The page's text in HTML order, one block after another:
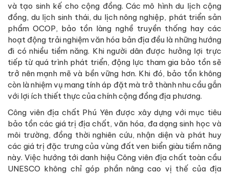
và tạo sinh kế cho cộng đồng. Các mô hình du lịch cộng
đồng, du lịch sinh thái, du lịch nông nghiệp, phát triển sản
phẩm OCOP, bảo tồn làng nghề truyền thống hay các
hoạt động trải nghiệm văn hóa bản địa đều là những hướng
đi có nhiều tiềm năng. Khi người dân được hưởng lợi trực
tiếp từ quá trình phát triển, động lực tham gia bảo tồn sẽ
trở nên mạnh mẽ và bền vững hơn. Khi đó, bảo tồn không
còn là nhiệm vụ mang tính áp đặt mà trở thành nhu cầu gắn
với lợi ích thiết thực của chính cộng đồng địa phương.
Công viên địa chất Phú Yên được xây dựng với mục tiêu
bảo tồn các giá trị địa chất, văn hóa, đa dạng sinh học và
môi trường, đồng thời nghiên cứu, nhận diện và phát huy
các giá trị đặc trưng của vùng đất ven biển giàu tiềm năng
này. Việc hướng tới danh hiệu Công viên địa chất toàn cầu
UNESCO không chỉ góp phần nâng cao vị thế của địa